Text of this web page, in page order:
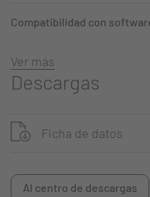
Compatibilidad con
Ver más
Descargas
Ficha de datos
Al centro de descargas